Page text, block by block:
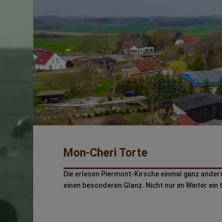
Mon-Cheri Torte
Die erlesen Piermont-Kirsche einmal ganz
einen besonderen Glanz. Nicht nur im Winter